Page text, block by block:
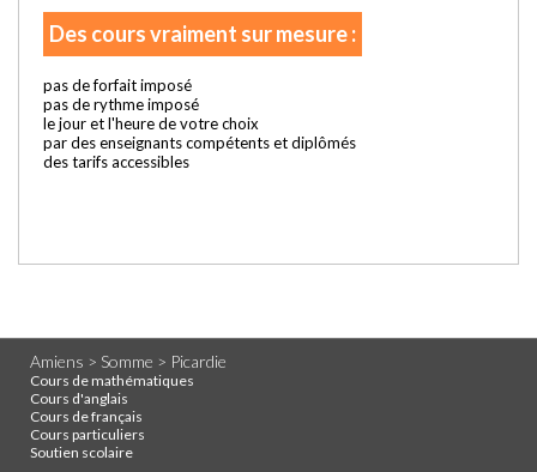
Des cours vraiment sur mesure :
pas de forfait imposé
pas de rythme imposé
le jour et l'heure de votre choix
par des enseignants compétents et diplômés
des tarifs accessibles
Amiens > Somme > Picardie
Cours de mathématiques
Cours d'anglais
Cours de français
Cours particuliers
Soutien scolaire